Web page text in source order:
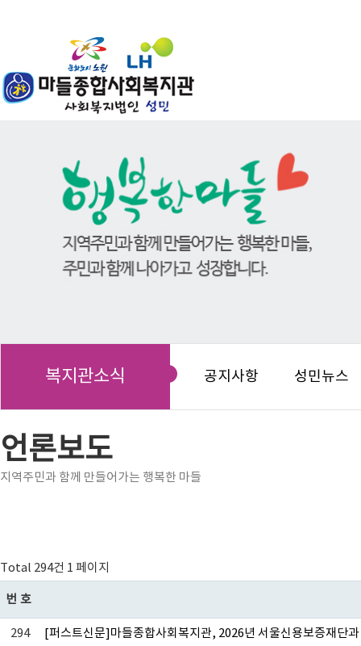
복지관소식 공지사항 성민뉴스
언론보도
지역주민과 함께 만들어가는 행복한 마들
Total 294건 1 페이지
번호
294 [퍼스트신문]마들종합사회복지관, 2026년 서울신용보증재